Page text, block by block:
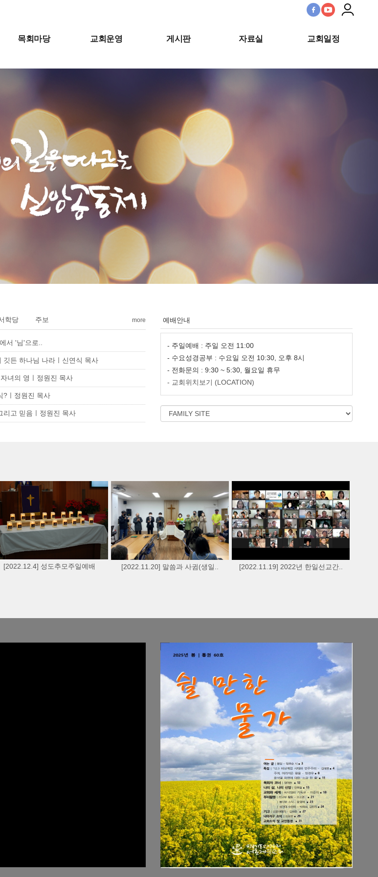
목회마당 교회운영 게시판 자료실 교회일정
학당 주보 more
서 '님'으로..
깃든 하나님 나라ㅣ신연식 목사
녀의 영ㅣ정원진 목사
?ㅣ정원진 목사
리고 믿음ㅣ정원진 목사
예배안내
- 주일예배 : 주일 오전 11:00
- 수요성경공부 : 수요일 오전 10:30, 오후 8시
- 전화문의 : 9:30 ~ 5:30, 월요일 휴무
- 교회위치보기 (LOCATION)
[2022.12.4] 성도추모주일예배 [2022.11.20] 말씀과 사귐(생일.. [2022.11.19] 2022년 한일선교간..